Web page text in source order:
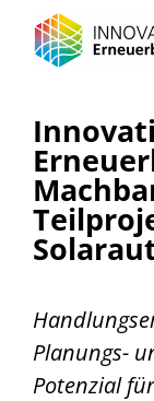
Zum
Inhalt
Solarautobahn
Green Energy
Planungs-
Potenzial